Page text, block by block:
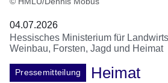
04.07.2026
Hessisches Ministerium für
Weinbau, Forsten, Jagd und Heimat
Pressemitteilung
Heimat